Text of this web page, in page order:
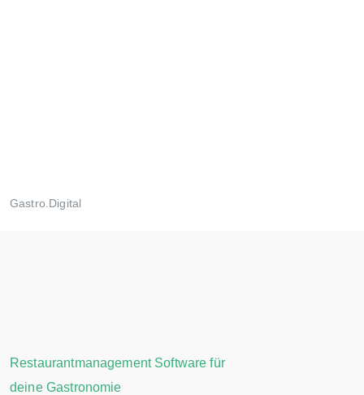
Gastro.Digital
Restaurantmanagement Software für
deine Gastronomie